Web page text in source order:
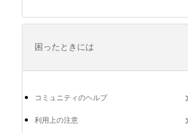
困ったときには
コミュニティのヘルプ
利用上の注意